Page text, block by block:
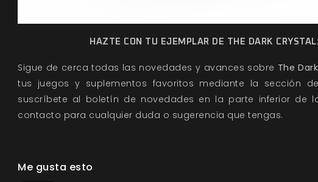
HAZTE CON TU EJEMPLAR DE THE DARK
Sigue de cerca todas las novedades y avances sobre The
tus juegos y suplementos favoritos mediante la sección
suscríbete al boletín de novedades en la parte inferior de
contacto para cualquier duda o sugerencia que tengas.
Me gusta esto